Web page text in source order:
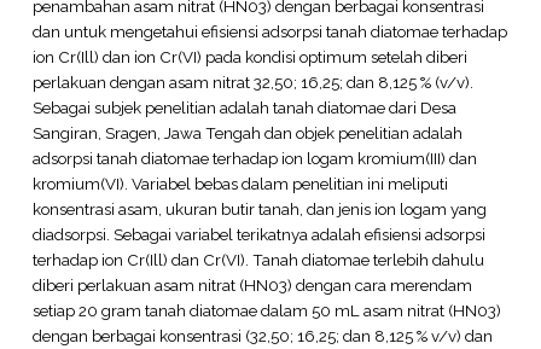
penambahan asam nitrat (HN03) dengan berbagai konsentrasi
dan untuk mengetahui efisiensi adsorpsi tanah diatomae terhadap
ion Cr(Ill) dan ion Cr(VI) pada kondisi optimum setelah diberi
perlakuan dengan asam nitrat 32,50; 16,25; dan 8,125 % (v/v).
Sebagai subjek penelitian adalah tanah diatomae dari Desa
Sangiran, Sragen, Jawa Tengah dan objek penelitian adalah
adsorpsi tanah diatomae terhadap ion logam kromium(III) dan
kromium(VI). Variabel bebas dalam penelitian ini meliputi
konsentrasi asam, ukuran butir tanah, dan jenis ion logam yang
diadsorpsi. Sebagai variabel terikatnya adalah efisiensi adsorpsi
terhadap ion Cr(Ill) dan Cr(VI). Tanah diatomae terlebih dahulu
diberi perlakuan asam nitrat (HN03) dengan cara merendam
setiap 20 gram tanah diatomae dalam 50 mL asam nitrat (HN03)
dengan berbagai konsentrasi (32,50; 16,25; dan 8,125 % v/v) dan